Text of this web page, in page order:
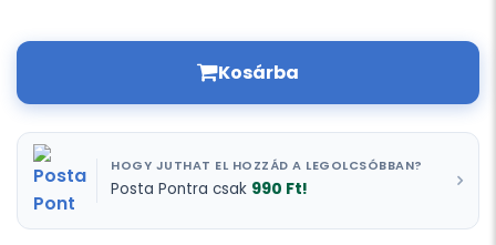
Kosárba
HOGY JUTHAT EL HOZZÁD A LEGOLCSÓBBAN?
Posta Pontra csak 990 Ft!